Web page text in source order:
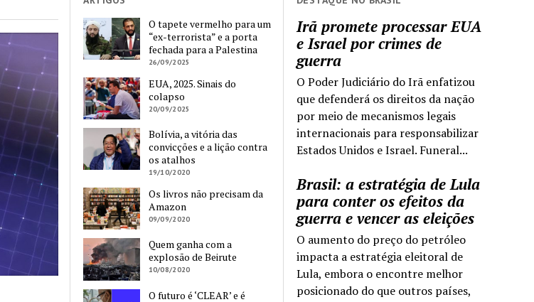
Irã promete processar EUA
e Israel por crimes de
guerra
O Poder Judiciário do Irã enfatizou
que defenderá os direitos da nação
por meio de mecanismos legais
internacionais para responsabilizar
Estados Unidos e Israel. Funeral...
Brasil: a estratégia de Lula
para conter os efeitos da
guerra e vencer as eleições
O aumento do preço do petróleo
impacta a estratégia eleitoral de
Lula, embora o encontre melhor
posicionado do que outros países,
O tapete vermelho para um
“ex-terrorista” e a porta
fechada para a Palestina
26/09/2025
EUA, 2025. Sinais do
colapso
20/09/2025
Bolívia, a vitória das
convicções e a lição contra
os atalhos
19/10/2020
Os livros não precisam da
Amazon
09/09/2020
Quem ganha com a
explosão de Beirute
10/08/2020
O futuro é ‘CLEAR’ e é